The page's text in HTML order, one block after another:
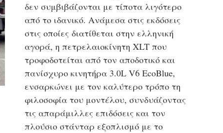
δεν συμβιβάζονται με τίποτα λιγότερο
από το ιδανικό. Ανάμεσα στις εκδόσεις
στις οποίες διατίθεται στην ελληνική
αγορά, η πετρελαιοκίνητη XLT που
τροφοδοτείται από τον αποδοτικό και
πανίσχυρο κινητήρα 3.0L V6 EcoBlue,
ενσαρκώνει με τον καλύτερο τρόπο τη
φιλοσοφία του μοντέλου, συνδυάζοντας
τις απαράμιλλες επιδόσεις και τον
πλούσιο στάνταρ εξοπλισμό με το